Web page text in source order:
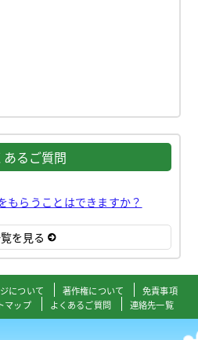
あるご質問
もらうことはできますか？
を見る
について 著作権について
免責事項
マップ よくあるご質問 連絡先一覧